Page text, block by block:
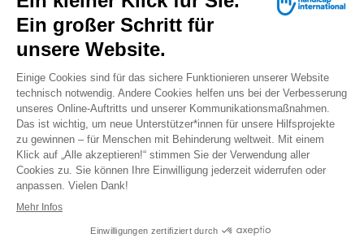
IBAN: DE56 3702 0500 0008 8172 00
Warnung vor "falschen Spendensammlern"
Unsere Expertise wird regelmäßig von internationalen
Gremien wieEU,WHOundUN-Organisationen
Anspruch genommen.
Handicap International hat zudem einen beratenden
Status beim UN-Wirtschafts- und Sozialrat (